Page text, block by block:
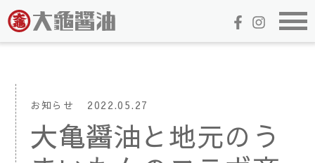
お知らせ 2022.05.27
大亀醤油と地元のう